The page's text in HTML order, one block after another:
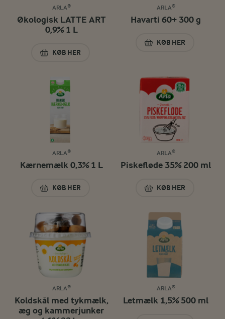
ARLA®
Økologisk LATTE ART
0,9% 1 L
KØB HER
ØKOLOGISK LATTE ART 0,9% 1 L
ARLA®
Havarti 60+ 300 g
KØB HER
HAVARTI 60+ 300
ARLA®
Kærnemælk 0,3% 1 L
KØB HER
KÆRNEMÆLK 0,3% 1 L
ARLA®
Piskefløde 35% 200 ml
KØB HER
PISKEFLØDE 35%
ARLA®
Koldskål med tykmælk,
æg og kammerjunker
ARLA®
Letmælk 1,5% 500 ml